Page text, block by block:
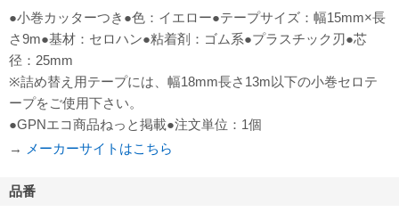
●小巻カッターつき●色：イエロー●テープサイズ：幅15mm×長
さ9m●基材：セロハン●粘着剤：ゴム系●プラスチック刃●芯
径：25mm
※詰め替え用テープには、幅18mm長さ13m以下の小巻セロテ
ープをご使用下さい。
●GPNエコ商品ねっと掲載●注文単位：1個
→ メーカーサイトはこちら
品番